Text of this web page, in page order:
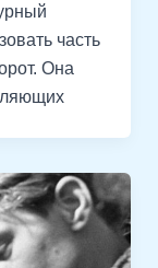
часть
Она